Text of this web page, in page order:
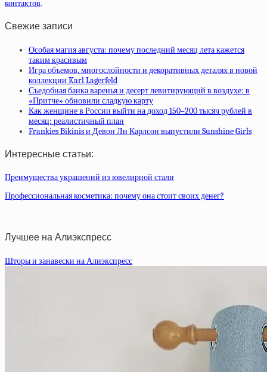
контактов.
Свежие записи
Особая магия августа: почему последний месяц лета кажется
таким красивым
Игра объемов, многослойности и декоративных деталях в новой
коллекции Karl Lagerfeld
Съедобная банка варенья и десерт левитирующий в воздухе: в
«Притче» обновили сладкую карту
Как женщине в России выйти на доход 150–200 тысяч рублей в
месяц: реалистичный план
Frankies Bikinis и Девон Ли Карлсон выпустили Sunshine Girls
Интересные статьи:
Преимущества украшений из ювелирной стали
Профессиональная косметика: почему она стоит своих денег?
Лучшее на Алиэкспресс
Шторы и занавески на Алиэкспресс